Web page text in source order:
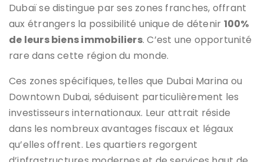
Dubaï se distingue par ses zones franches, offrant
aux étrangers la possibilité unique de détenir 100%
de leurs biens immobiliers. C’est une opportunité
rare dans cette région du monde.
Ces zones spécifiques, telles que Dubai Marina ou
Downtown Dubai, séduisent particulièrement les
investisseurs internationaux. Leur attrait réside
dans les nombreux avantages fiscaux et légaux
qu’elles offrent. Les quartiers regorgent